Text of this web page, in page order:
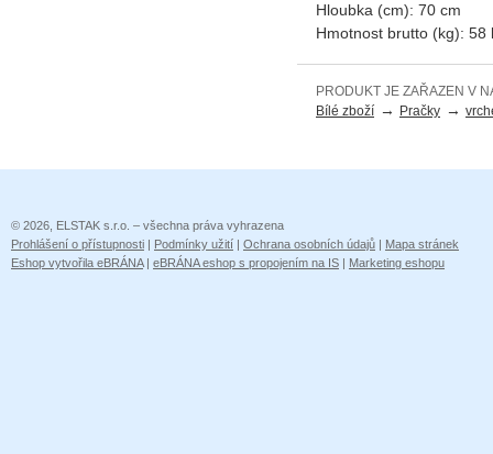
Hloubka (cm): 70 cm
Hmotnost brutto (kg): 58
PRODUKT JE ZAŘAZEN V
Bílé zboží → Pračky →
© 2026, ELSTAK s.r.o. – všechna práva vyhrazena
Prohlášení o přístupnosti
Podmínky užití Ochrana osobních údajů
Mapa stránek
Eshop vytvořila eBRÁNA| eBRÁNA eshop s propojením na IS Marketing eshopu